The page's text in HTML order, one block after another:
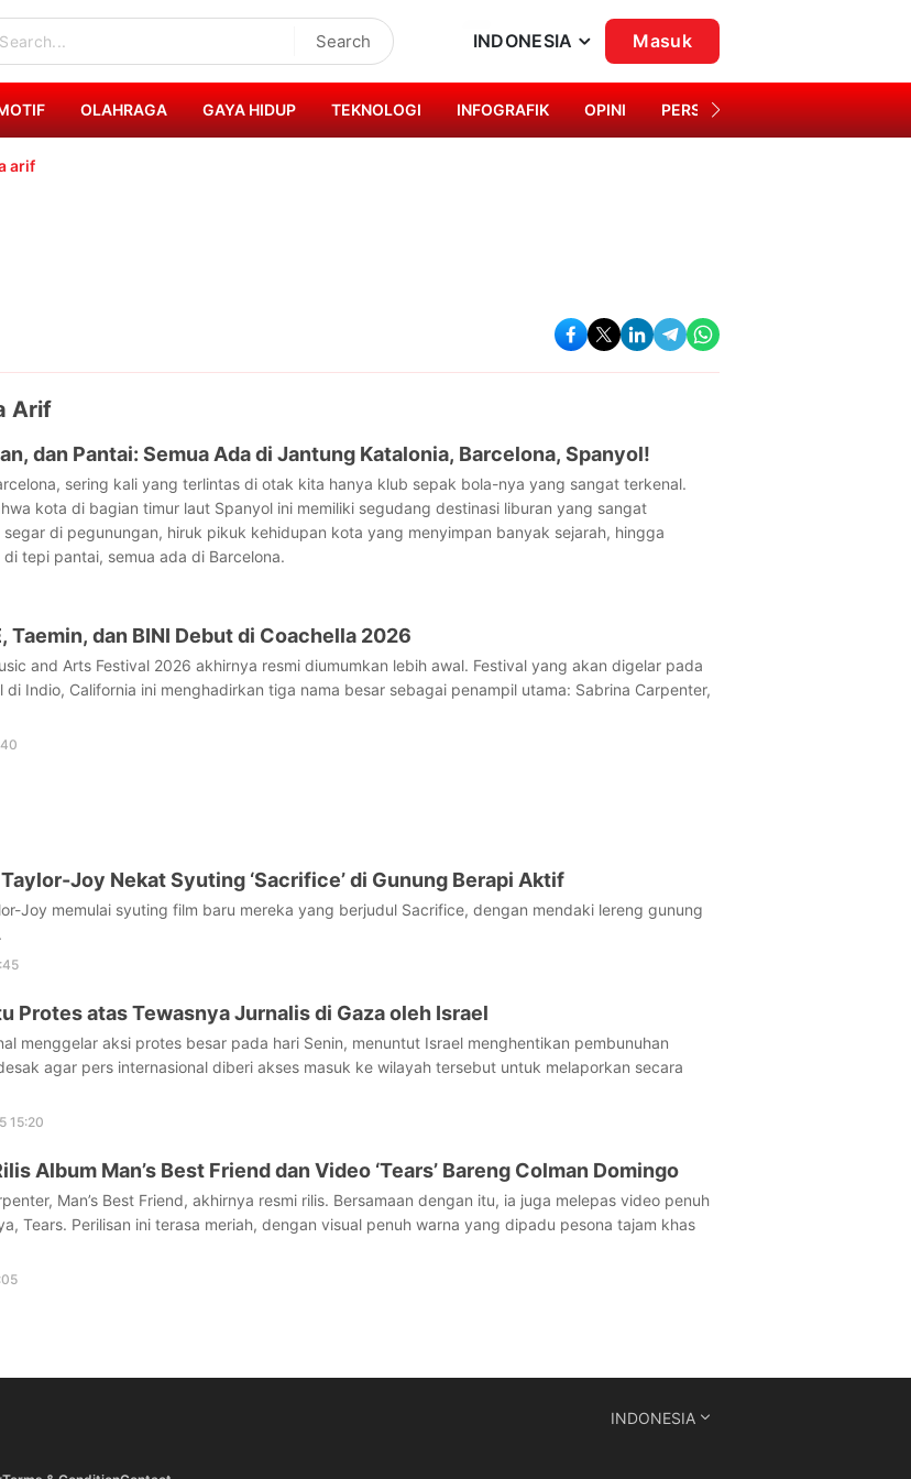
Search INDONESIA Masuk
OLAHRAGA GAYA HIDUP TEKNOLOGI INFOGRAFIK OPINI PERSONA
arif
Arif
dan Pantai: Semua Ada di Jantung Katalonia, Barcelona, Spanyol!
sering kali yang terlintas di otak kita hanya klub sepak bola-nya yang sangat terkenal.
kota di bagian timur laut Spanyol ini memiliki segudang destinasi liburan yang sangat
di pegunungan, hiruk pikuk kehidupan kota yang menyimpan banyak sejarah, hingga
tepi pantai, semua ada di Barcelona.
Taemin, dan BINI Debut di Coachella 2026
and Arts Festival 2026 akhirnya resmi diumumkan lebih awal. Festival yang akan digelar pada
di Indio, California ini menghadirkan tiga nama besar sebagai penampil utama: Sabrina Carpenter,
Joy Nekat Syuting ‘Sacrifice’ di Gunung Berapi Aktif
Joy memulai syuting film baru mereka yang berjudul Sacrifice, dengan mendaki lereng gunung
Protes atas Tewasnya Jurnalis di Gaza oleh Israel
menggelar aksi protes besar pada hari Senin, menuntut Israel menghentikan pembunuhan
agar pers internasional diberi akses masuk ke wilayah tersebut untuk melaporkan secara
15:20
Album Man’s Best Friend dan Video ‘Tears’ Bareng Colman Domingo
Man’s Best Friend, akhirnya resmi rilis. Bersamaan dengan itu, ia juga melepas video penuh
Tears. Perilisan ini terasa meriah, dengan visual penuh warna yang dipadu pesona tajam khas
INDONESIA